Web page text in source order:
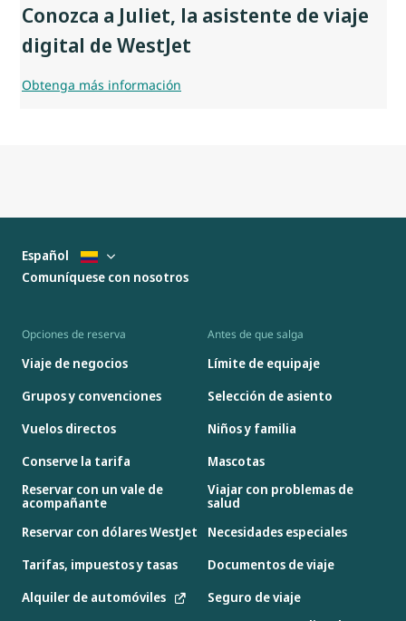
Conozca a Juliet, la asistente de viaje
digital de WestJet
Obtenga más información
Opciones de reserva
Viaje de negocios
Grupos y convenciones
Vuelos directos
Conserve la tarifa
Reservar con un vale de
acompañante
Reservar con dólares WestJet
Tarifas, impuestos y tasas
Alquiler de automóviles
Antes de que salga
Límite de equipaje
Selección de asiento
Niños y familia
Mascotas
Viajar con problemas de
salud
Necesidades especiales
Documentos de viaje
Seguro de viaje
Español
Comuníquese con nosotros